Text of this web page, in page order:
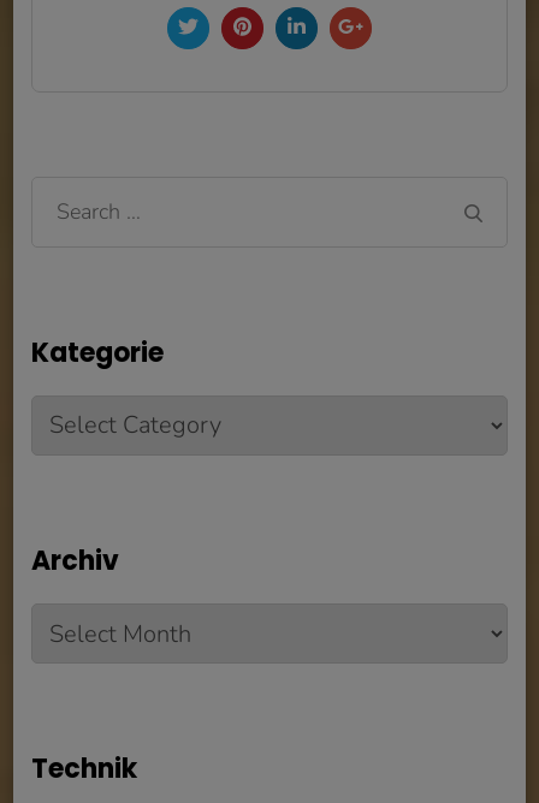
Search
Kategorie
Kategorie
Archiv
Archiv
Technik